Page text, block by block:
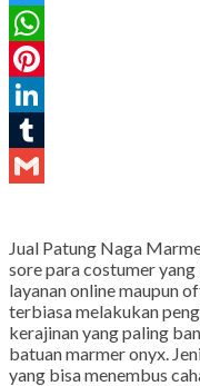
Twitter
WhatsApp
Pinterest
LinkedIn
Tumblr
Jual Patung Naga
sore para costumer
layanan online maupun
terbiasa melakukan
kerajinan yang paling
batuan marmer onyx.
yang bisa menembus